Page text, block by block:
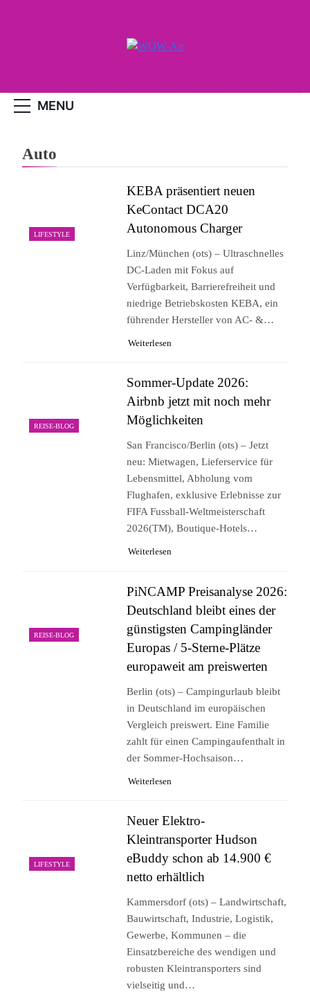
MENU
Auto
LIFESTYLE
KEBA präsentiert neuen
KeContact DCA20
Autonomous Charger
Linz/München (ots) – Ultraschnelles
DC-Laden mit Fokus auf
Verfügbarkeit, Barrierefreiheit und
niedrige Betriebskosten KEBA, ein
führender Hersteller von AC- &…
Weiterlesen
REISE-BLOG
Sommer-Update 2026:
Airbnb jetzt mit noch mehr
Möglichkeiten
San Francisco/Berlin (ots) – Jetzt
neu: Mietwagen, Lieferservice für
Lebensmittel, Abholung vom
Flughafen, exklusive Erlebnisse zur
FIFA Fussball-Weltmeisterschaft
2026(TM), Boutique-Hotels…
Weiterlesen
REISE-BLOG
PiNCAMP Preisanalyse 2026:
Deutschland bleibt eines der
günstigsten Campingländer
Europas / 5-Sterne-Plätze
europaweit am preiswerten
Berlin (ots) – Campingurlaub bleibt
in Deutschland im europäischen
Vergleich preiswert. Eine Familie
zahlt für einen Campingaufenthalt in
der Sommer-Hochsaison…
Weiterlesen
LIFESTYLE
Neuer Elektro-
Kleintransporter Hudson
eBuddy schon ab 14.900 €
netto erhältlich
Kammersdorf (ots) – Landwirtschaft,
Bauwirtschaft, Industrie, Logistik,
Gewerbe, Kommunen – die
Einsatzbereiche des wendigen und
robusten Kleintransporters sind
vielseitig und…